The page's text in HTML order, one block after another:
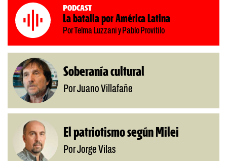
Podcast
La batalla por América Latina
Por Telma Luzzani y Pablo Provitilo
Soberanía cultural
Por Juano Villafañe
El patriotismo según Milei
Por Jorge Vilas